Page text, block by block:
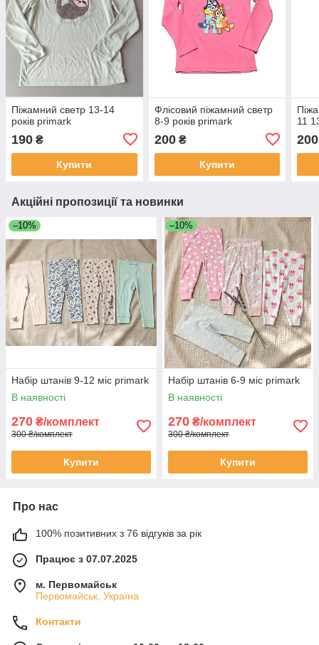
Піжамний светр 13-14
років primark
190 ₴
Купити
Флісовий піжамний светр
8-9 років primark
200₴
Купити
11
200
Акційні пропозиції та новинки
–10%
Набір штанів 9-12 міс primark
В наявності
270 ₴/комплект
300 ₴/комплект
Купити
–10%
Набір штанів 6-9 міс primark
В наявності
270 ₴/комплект
300 ₴/комплект
Купити
Про нас
100% позитивних з 76 відгуків за рік
Працює з 07.07.2025
м. Первомайськ
Первомайськ, Україна
Контакти